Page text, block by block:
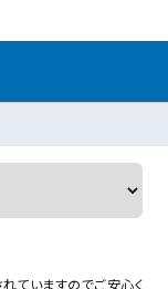
ていますのでご安心く